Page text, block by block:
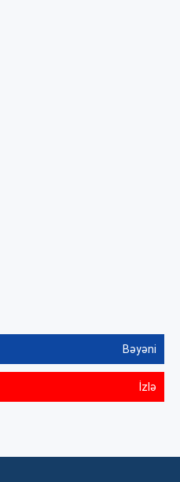
Bəyəni
İzlə